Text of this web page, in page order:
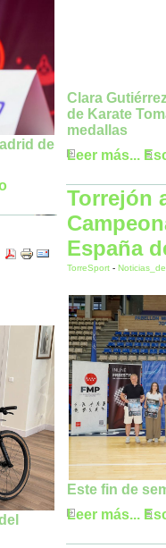
de
Clara
de Karate
medallas
Leer más...
Torrejón
España
TorreSport -
Este fin de
Leer más...